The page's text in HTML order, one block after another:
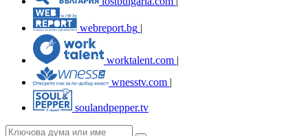
webreport.bg
worktalent.com |
wnesstv.com |
soulandpepper.tv